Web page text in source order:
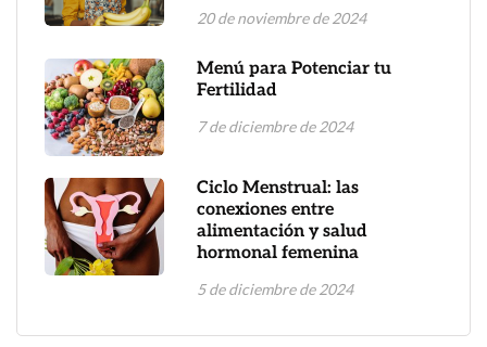
20 de noviembre de 2024
Menú para Potenciar tu
Fertilidad
7 de diciembre de 2024
Ciclo Menstrual: las
conexiones entre
alimentación y salud
hormonal femenina
5 de diciembre de 2024